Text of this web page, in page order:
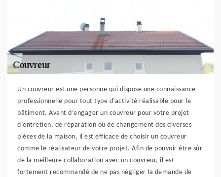
Un couvreur est une personne qui dispose une connaissance
professionnelle pour tout type d’activité réalisable pour le
bâtiment. Avant d’engager un couvreur pour votre projet
d’entretien, de réparation ou de changement des diverses
pièces de la maison, il est efficace de choisir un couvreur
comme le réalisateur de votre projet. Afin de pouvoir être sûr
de la meilleure collaboration avec un couvreur, il est
fortement recommandé de ne pas négliger la demande de